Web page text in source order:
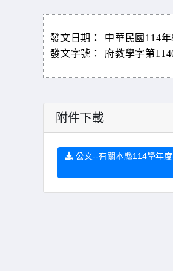
發文日期：
中華民國114年
發文字號：
府教學字第
附件下載
公文--有關本縣114學年